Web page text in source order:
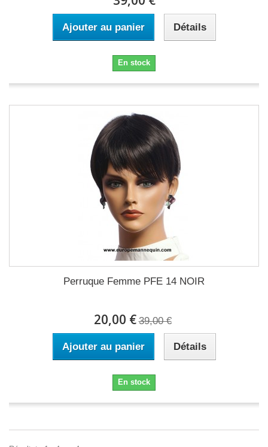
Ajouter au panier Détails
En stock
Perruque Femme PFE 14 NOIR
20,00 € 39,00 €
Ajouter au panier Détails
En stock